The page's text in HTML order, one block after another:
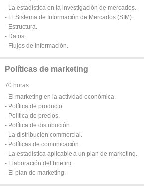
- La estadística en la investigación de mercados.
- El Sistema de Información de Mercados (SIM).
- Estructura.
- Datos.
- Flujos de información.
Políticas de marketing
70 horas
- El marketing en la actividad económica.
- Política de producto.
- Política de precios.
- Política de distribución.
- La distribución commercial.
- Políticas de comunicación.
- La estadística aplicable a un plan de marketinq.
- Elaboración del briefinq.
- El plan de marketing.